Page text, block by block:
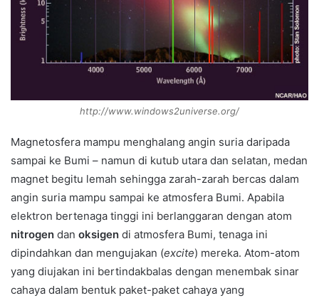
http://www.windows2universe.org/
Magnetosfera mampu menghalang angin suria daripada
sampai ke Bumi – namun di kutub utara dan selatan, medan
magnet begitu lemah sehingga zarah-zarah bercas dalam
angin suria mampu sampai ke atmosfera Bumi. Apabila
elektron bertenaga tinggi ini berlanggaran dengan atom
nitrogen dan oksigen di atmosfera Bumi, tenaga ini
dipindahkan dan mengujakan (excite) mereka. Atom-atom
yang diujakan ini bertindakbalas dengan menembak sinar
cahaya dalam bentuk paket-paket cahaya yang